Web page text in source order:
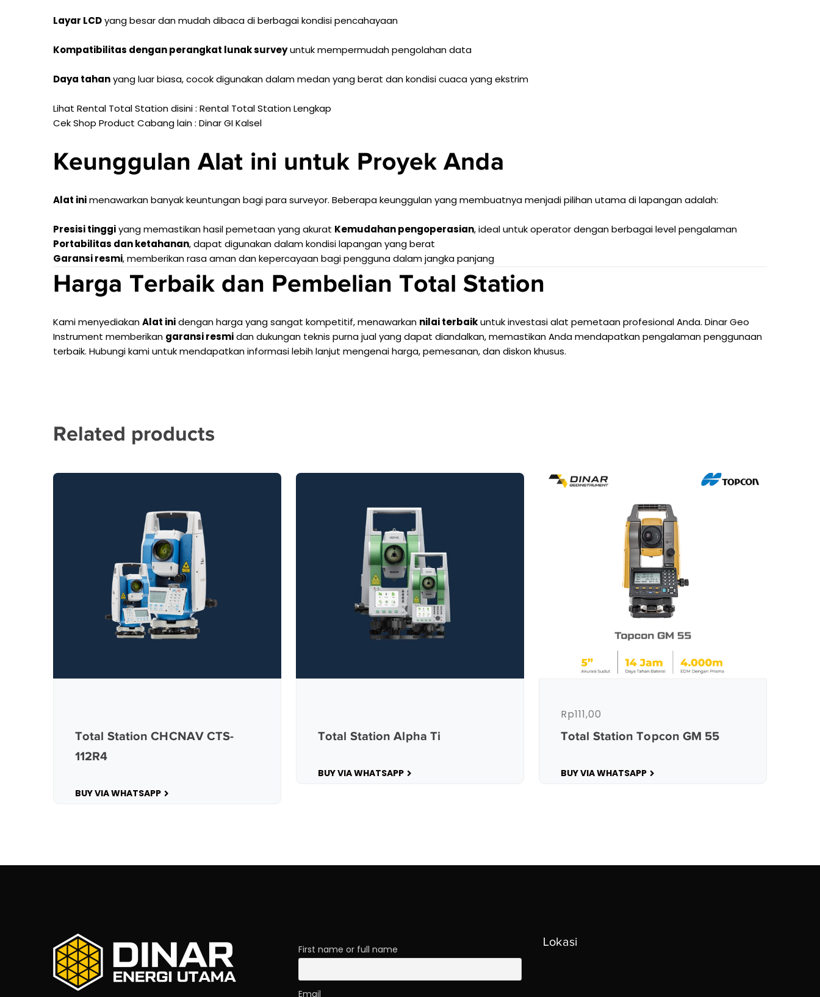
Layar LCDyang besar dan mudah dibaca di berbagai kondisi pencahayaan
Kompatibilitas dengan perangkat lunak surveyuntuk mempermudah pengolahan data
Daya tahanyang luar biasa, cocok digunakan dalam medan yang berat dan kondisi cuaca yang ekstrim
Lihat Rental Total Station disini : Rental Total Station Lengkap
Cek Shop Product Cabang lain : Dinar GI Kalsel
Keunggulan Alat ini untuk Proyek Anda
Alat inimenawarkan banyak keuntungan bagi para surveyor. Beberapa keunggulan yang membuatnya menjadi pilihan utama di lapangan adalah:
Presisi tinggiyang memastikan hasil pemetaan yang akurat Kemudahan pengoperasian, ideal untuk operator dengan berbagai level pengalaman
Portabilitas dan ketahanan, dapat digunakan dalam kondisi lapangan yang berat
Garansi resmi, memberikan rasa aman dan kepercayaan bagi pengguna dalam jangka panjang
Harga Terbaik dan Pembelian Total Station
Kami menyediakanAlat inidengan harga yang sangat kompetitif, menawarkan nilai terbaikuntuk investasi alat pemetaan profesional Anda. Dinar Geo
Instrument memberikan garansi resmidan dukungan teknis purna jual yang dapat diandalkan, memastikan Anda mendapatkan pengalaman penggunaan
terbaik. Hubungi kami untuk mendapatkan informasi lebih lanjut mengenai harga, pemesanan, dan diskon khusus.
Related products
Total Station CHCNAV CTS-
112R4
BUY VIA WHATSAPP
Total Station Alpha Ti
BUY VIA WHATSAPP
Total Station Topcon GM 55
Rp111,00
BUY VIA WHATSAPP
First name or full name
Email
Lokasi